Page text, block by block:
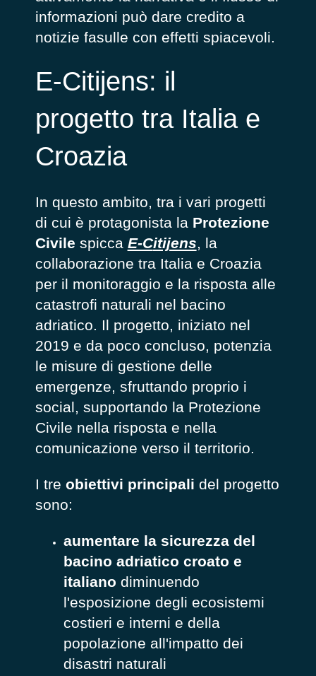
informazioni può dare credito a
notizie fasulle con effetti spiacevoli.
E-Citijens: il
progetto tra Italia e
Croazia
In questo ambito, tra i vari progetti
di cui è protagonista la Protezione
Civile spicca E-Citijens, la
collaborazione tra Italia e Croazia
per il monitoraggio e la risposta alle
catastrofi naturali nel bacino
adriatico. Il progetto, iniziato nel
2019 e da poco concluso, potenzia
le misure di gestione delle
emergenze, sfruttando proprio i
social, supportando la Protezione
Civile nella risposta e nella
comunicazione verso il territorio.
I tre obiettivi principali del progetto
sono:
aumentare la sicurezza del
bacino adriatico croato e
italiano diminuendo
l'esposizione degli ecosistemi
costieri e interni e della
popolazione all'impatto dei
disastri naturali